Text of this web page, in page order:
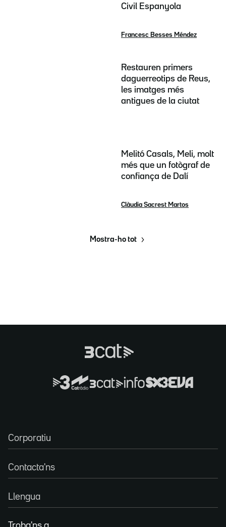
Civil Espanyola
Francesc Besses Méndez
Restauren primers
daguerreotips de Reus,
les imatges més
antigues de la ciutat
Melitó Casals, Meli, molt
més que un fotògraf de
confiança de Dalí
Clàudia Sacrest Martos
Mostra-ho tot
Corporatiu
Contacta'ns
Llengua